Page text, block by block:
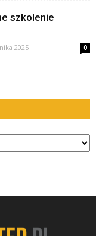
szkolenie
2025 0